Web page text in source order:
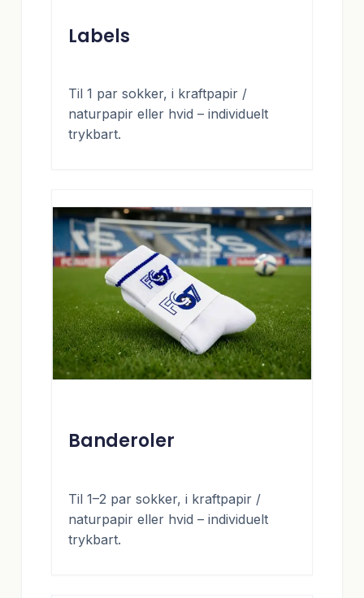
Labels
Til 1 par sokker, i kraftpapir /
naturpapir eller hvid – individuelt
trykbart.
Banderoler
Til 1–2 par sokker, i kraftpapir /
naturpapir eller hvid – individuelt
trykbart.